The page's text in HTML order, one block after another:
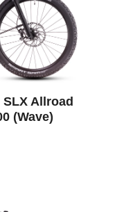
Allroad
(Wave)